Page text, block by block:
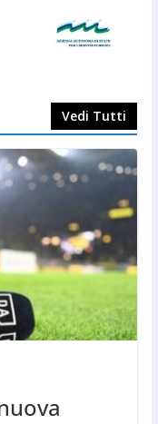
Vedi Tutti